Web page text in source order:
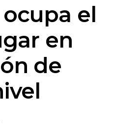
el
en
de